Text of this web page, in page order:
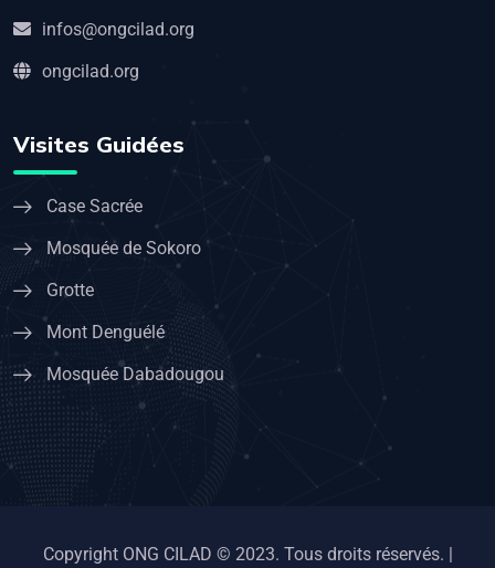
infos@ongcilad.org
ongcilad.org
Visites Guidées
Case Sacrée
Mosquée de Sokoro
Grotte
Mont Denguélé
Mosquée Dabadougou
Copyright ONG CILAD © 2023. Tous droits réservés. |